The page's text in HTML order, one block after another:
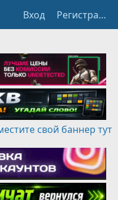
Вход Регистрация
свой баннер тут